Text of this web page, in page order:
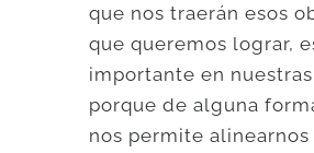
que nos traerán esos
que queremos lograr,
importante en
porque de alguna
nos permite alinearnos